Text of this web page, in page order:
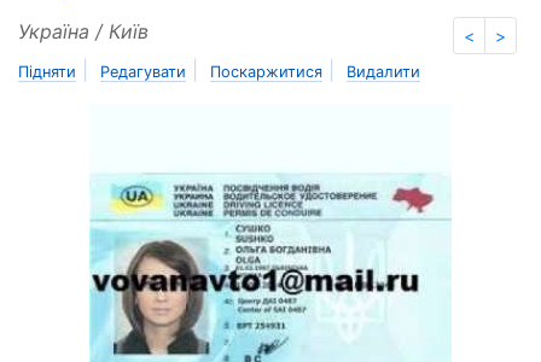
< >
Україна / Київ
Підняти Редагувати Поскаржитися Видалити